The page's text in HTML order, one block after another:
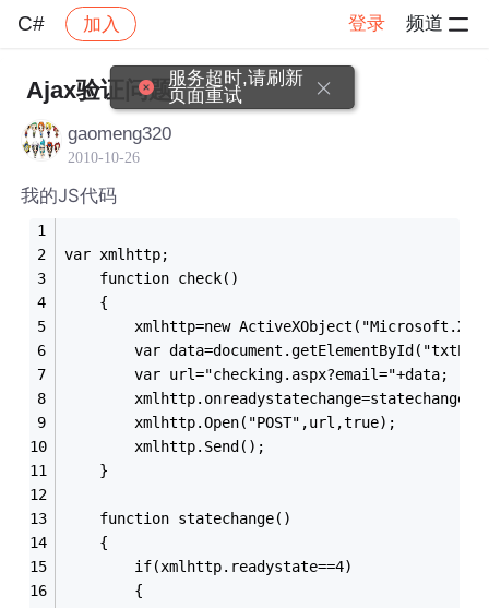
C# 加入 登录 频道
社区 C# 帖子详情
Ajax验证问题
gaomeng320
2010-10-26
我的JS代码
var xmlhttp;
    function check()
    {
xmlhttp=new
var
        var url="checking.aspx?email="+data;
        xmlhttp.onreadystatechange=statechange;
        xmlhttp.Open("POST",url,true);
        xmlhttp.Send();
    }
    function statechange()
    {
        if(xmlhttp.readystate==4)
        {
服务超时,请刷新
页面重试